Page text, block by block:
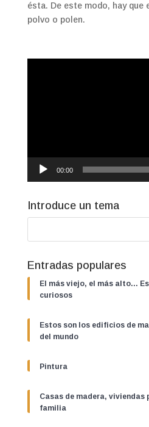
ésta. De este modo, hay que
polvo o polen.
00:00
Introduce un tema
Entradas populares
El más viejo, el más alto…
curiosos
Estos son los edificios de
del mundo
Pintura
Casas de madera,
familia